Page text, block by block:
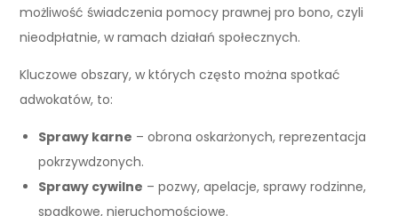
możliwość świadczenia pomocy prawnej pro bono, czyli
nieodpłatnie, w ramach działań społecznych.
Kluczowe obszary, w których często można spotkać
adwokatów, to:
Sprawy karne – obrona oskarżonych, reprezentacja
pokrzywdzonych.
Sprawy cywilne – pozwy, apelacje, sprawy rodzinne,
spadkowe, nieruchomościowe.